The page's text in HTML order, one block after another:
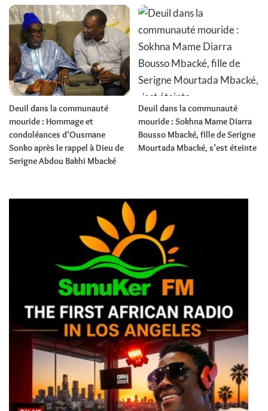
Deuil dans la communauté
mouride : Hommage et
condoléances d’Ousmane
Sonko après le rappel à Dieu de
Serigne Abdou Bakhi Mbacké
Deuil dans la communauté
mouride : Sokhna Mame Diarra
Bousso Mbacké, fille de Serigne
Mourtada Mbacké, s’est éteinte